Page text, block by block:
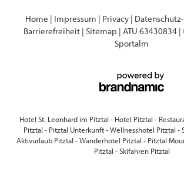
Home | Impressum | Privacy |
Barrierefreiheit | Sitemap | ATU 63430834 |
Sportalm
Hotel St. Leonhard im Pitztal - Hotel Pitztal -
Pitztal - Pitztal Unterkunft-Wellnesshotel Pitztal -
Aktivurlaub Pitztal -Wanderhotel Pitztal - Pitztal
Pitztal -Skifahren Pitztal